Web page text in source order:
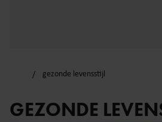
gezonde levensstijl
GEZONDE